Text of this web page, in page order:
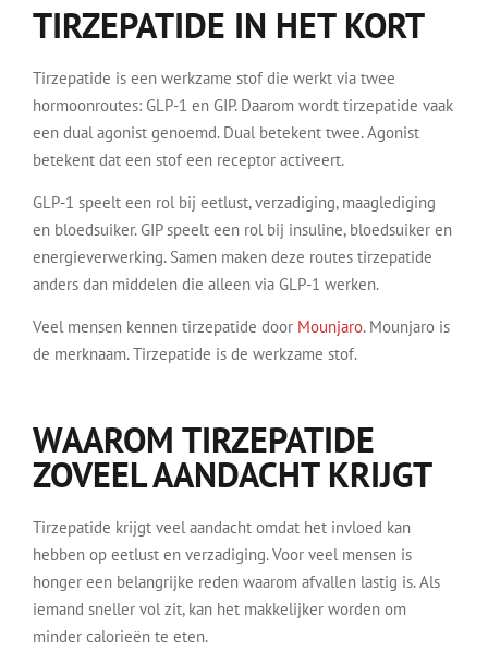
TIRZEPATIDE IN HET KORT
Tirzepatide is een werkzame stof die werkt via twee
hormoonroutes: GLP-1 en GIP. Daarom wordt tirzepatide vaak
een dual agonist genoemd. Dual betekent twee. Agonist
betekent dat een stof een receptor activeert.
GLP-1 speelt een rol bij eetlust, verzadiging, maaglediging
en bloedsuiker. GIP speelt een rol bij insuline, bloedsuiker en
energieverwerking. Samen maken deze routes tirzepatide
anders dan middelen die alleen via GLP-1 werken.
Veel mensen kennen tirzepatide door Mounjaro. Mounjaro is
de merknaam. Tirzepatide is de werkzame stof.
WAAROM TIRZEPATIDE
ZOVEEL AANDACHT KRIJGT
Tirzepatide krijgt veel aandacht omdat het invloed kan
hebben op eetlust en verzadiging. Voor veel mensen is
honger een belangrijke reden waarom afvallen lastig is. Als
iemand sneller vol zit, kan het makkelijker worden om
minder calorieën te eten.